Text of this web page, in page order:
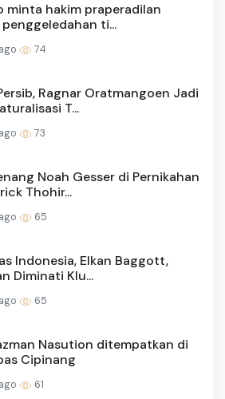
minta hakim praperadilan
ti...
74
Ragnar Oratmangoen Jadi
T...
73
Noah Gesser di Pernikahan
Thohir...
65
Indonesia, Elkan Baggott,
Diminati Klu...
65
Nasution ditempatkan di
Cipinang
61